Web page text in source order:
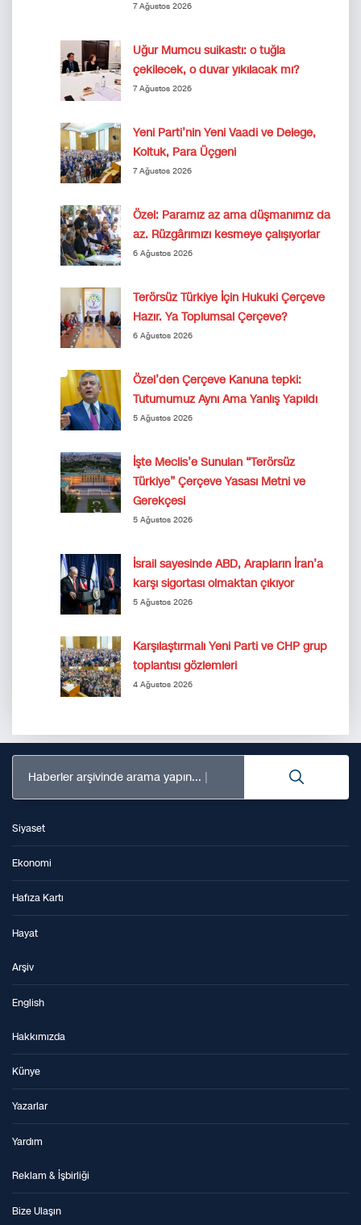
7 Ağustos 2026
Uğur Mumcu suikastı: o tuğla
çekilecek, o duvar yıkılacak mı?
7 Ağustos 2026
Yeni Parti’nin Yeni Vaadi ve Delege,
Koltuk, Para Üçgeni
7 Ağustos 2026
Özel: Paramız az ama düşmanımız da
az. Rüzgârımızı kesmeye çalışıyorlar
6 Ağustos 2026
Terörsüz Türkiye İçin Hukuki Çerçeve
Hazır. Ya Toplumsal Çerçeve?
6 Ağustos 2026
Özel’den Çerçeve Kanuna tepki:
Tutumumuz Aynı Ama Yanlış Yapıldı
5 Ağustos 2026
İşte Meclis’e Sunulan “Terörsüz
Türkiye” Çerçeve Yasası Metni ve
Gerekçesi
5 Ağustos 2026
İsrail sayesinde ABD, Arapların İran’a
karşı sigortası olmaktan çıkıyor
5 Ağustos 2026
Karşılaştırmalı Yeni Parti ve CHP grup
toplantısı gözlemleri
4 Ağustos 2026
Haberler arşivinde arama yapın...
Siyaset
Ekonomi
Hafıza Kartı
Hayat
Arşiv
English
Hakkımızda
Künye
Yazarlar
Yardım
Reklam & İşbirliği
Bize Ulaşın